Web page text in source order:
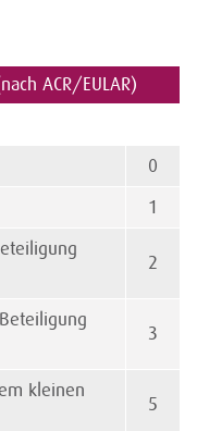
ACR/EULAR)
0
1
2
3
kleinen
5